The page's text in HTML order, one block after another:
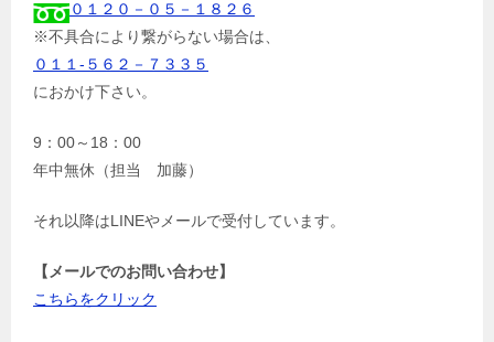
０１２０－０５－１８２６
※不具合により繋がらない場合は、
０１１-５６２－７３３５
におかけ下さい。
9：00～18：00
年中無休（担当 加藤）
それ以降はLINEやメールで受付しています。
【メールでのお問い合わせ】
こちらをクリック